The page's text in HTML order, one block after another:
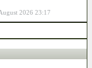
2026 23:17